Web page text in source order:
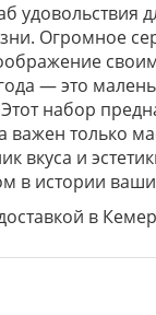
удовольствия
Огромное
— это
набор
важен только
вкуса и
в истории
в